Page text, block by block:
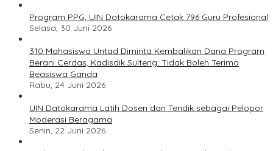
Program PPG, UIN Datokarama Cetak 796 Guru Profesional
Selasa, 30 Juni 2026
310 Mahasiswa Untad Diminta Kembalikan Dana Program
Berani Cerdas, Kadisdik Sulteng: Tidak Boleh Terima
Beasiswa Ganda
Rabu, 24 Juni 2026
UIN Datokarama Latih Dosen dan Tendik sebagai Pelopor
Moderasi Beragama
Senin, 22 Juni 2026